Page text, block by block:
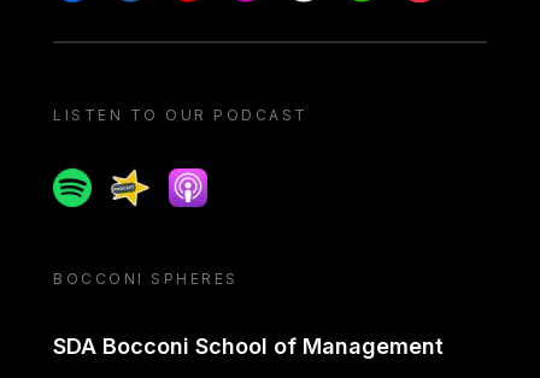
LISTEN TO OUR PODCAST
SpotifySpreakerApple podcast
BOCCONI SPHERES
SDA Bocconi School of Management